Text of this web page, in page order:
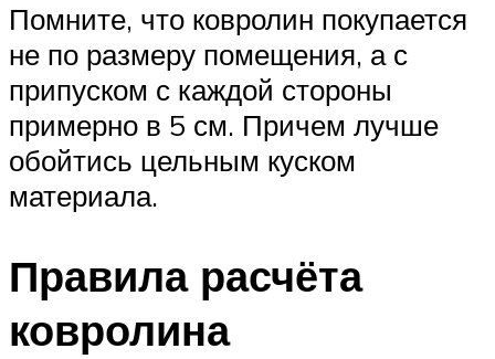
Помните, что ковролин покупается
не по размеру помещения, а с
припуском с каждой стороны
примерно в 5 см. Причем лучше
обойтись цельным куском
материала.
Правила расчёта
ковролина